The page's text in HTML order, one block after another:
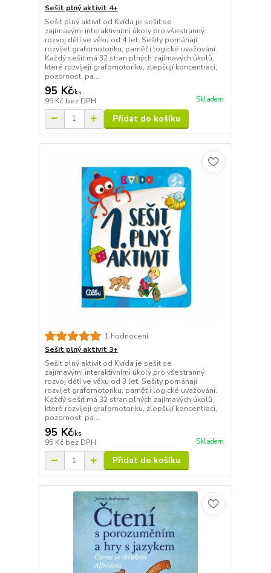
Sešit plný aktivit 4+
Sešit plný aktivit od Kvída je sešit se
zajímavými interaktivními úkoly pro všestranný
rozvoj dětí ve věku od 4 let. Sešity pomáhají
rozvíjet grafomotoriku, paměť i logické uvažování.
Každý sešit má 32 stran plných zajímavých úkolů,
které rozvíjejí grafomotoriku, zlepšují koncentraci,
pozornost, pa...
95 Kč/ks
95 Kč bez DPH Skladem
Přidat do košíku
1 hodnocení
Sešit plný aktivit 3+
Sešit plný aktivit od Kvída je sešit se
zajímavými interaktivními úkoly pro všestranný
rozvoj dětí ve věku od 3 let. Sešity pomáhají
rozvíjet grafomotoriku, paměť i logické uvažování.
Každý sešit má 32 stran plných zajímavých úkolů,
které rozvíjejí grafomotoriku, zlepšují koncentraci,
pozornost, pa...
95 Kč/ks
95 Kč bez DPH Skladem
Přidat do košíku